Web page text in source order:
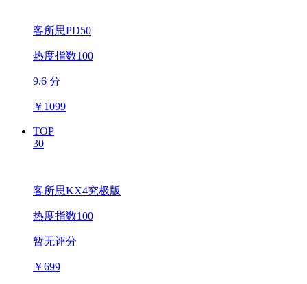
客所思PD50
热度指数100
9.6 分
￥ 1099
TOP
30
客所思KX4究极版
热度指数100
暂无评分
￥699